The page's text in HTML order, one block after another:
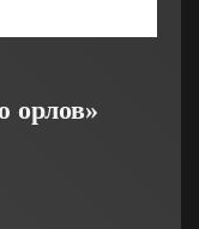
орлов»